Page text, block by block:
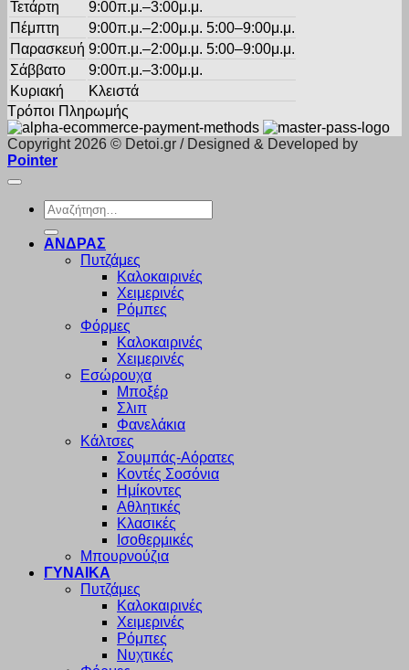
Τετάρτη
9:00π.μ.–3:00μ.μ.
Πέμπτη
9:00π.μ.–2:00μ.μ. 5:00–9:00μ.μ.
Παρασκευή 9:00π.μ.–2:00μ.μ. 5:00–9:00μ.μ.
Σάββατο
9:00π.μ.–3:00μ.μ.
Κυριακή
Κλειστά
Τρόποι Πληρωμής
Copyright 2026 © Detoi.gr / Designed & Developed by
Pointer
Αναζήτηση
για:
ΑΝΔΡΑΣ
Πυτζάμες
Καλοκαιρινές
Χειμερινές
Ρόμπες
Φόρμες
Καλοκαιρινές
Χειμερινές
Εσώρουχα
Μποξέρ
Σλιπ
Φανελάκια
Κάλτσες
Σουμπάς-Αόρατες
Κοντές Σοσόνια
Ημίκοντες
Αθλητικές
Κλασικές
Ισοθερμικές
Μπουρνούζια
ΓΥΝΑΙΚΑ
Πυτζάμες
Καλοκαιρινές
Χειμερινές
Ρόμπες
Νυχτικές